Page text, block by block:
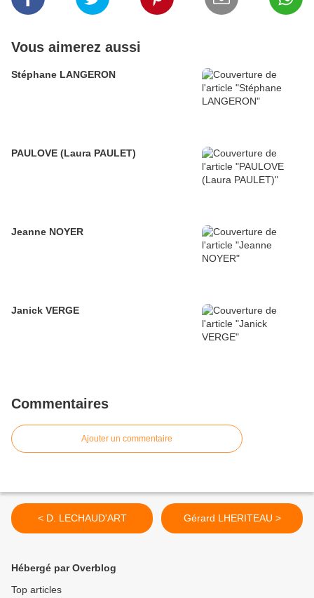
Vous aimerez aussi
Stéphane LANGERON
PAULOVE (Laura PAULET)
Jeanne NOYER
Janick VERGE
Commentaires
Ajouter un commentaire
< D. LECHAUD'ART Gérard LHERITEAU >
Hébergé par Overblog
Top articles